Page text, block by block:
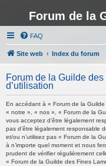
Forum de la
FAQ
Site web Index du forum
Forum de la Guilde
d’utilisation
En accédant à « Forum de la
« notre », « nos », « Forum de la
vous acceptez d’être légalement
pas d’être légalement responsable
et/ou n’utilisez pas « Forum de la
à n’importe quel moment et nous
prudent de vérifier régulièrement
« Forum de la Guilde des Fines